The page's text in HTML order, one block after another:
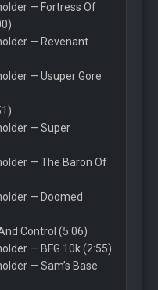
— Fortress Of
— Revenant
— Usuper Gore
— Super
— The Baron Of
— Doomed
Control (5:06)
— BFG 10k (2:55)
— Sam’s Base